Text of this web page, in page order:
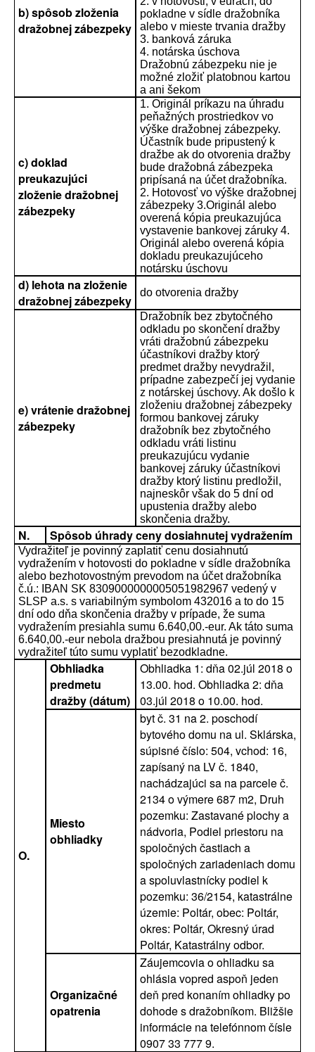
b) spôsob zloženia
dražobnej zábezpeky
pokladne v sídle dražobníka
alebo v mieste trvania dražby
3. banková záruka
4. notárska úschova
Dražobnú zábezpeku nie je
možné zložiť platobnou kartou
a ani šekom
c) doklad
preukazujúci
zloženie dražobnej
zábezpeky
1. Originál príkazu na úhradu
peňažných prostriedkov vo
výške dražobnej zábezpeky.
Účastník bude pripustený k
dražbe ak do otvorenia dražby
bude dražobná zábezpeka
pripísaná na účet dražobníka.
2. Hotovosť vo výške dražobnej
zábezpeky 3.Originál alebo
overená kópia preukazujúca
vystavenie bankovej záruky 4.
Originál alebo overená kópia
dokladu preukazujúceho
notársku úschovu
d) lehota na zloženie
dražobnej zábezpeky
do otvorenia dražby
e) vrátenie dražobnej
zábezpeky
Dražobník bez zbytočného
odkladu po skončení dražby
vráti dražobnú zábezpeku
účastníkovi dražby ktorý
predmet dražby nevydražil,
prípadne zabezpečí jej vydanie
z notárskej úschovy. Ak došlo k
zloženiu dražobnej zábezpeky
formou bankovej záruky
dražobník bez zbytočného
odkladu vráti listinu
preukazujúcu vydanie
bankovej záruky účastníkovi
dražby ktorý listinu predložil,
najneskôr však do 5 dní od
upustenia dražby alebo
skončenia dražby.
N. Spôsob úhrady ceny dosiahnutej vydražením
Vydražiteľ je povinný zaplatiť cenu dosiahnutú
vydražením v hotovosti do pokladne v sídle dražobníka
alebo bezhotovostným prevodom na účet dražobníka
č.ú.: IBAN SK 8309000000005051982967 vedený v
SLSP a.s. s variabilným symbolom 432016 a to do 15
dní odo dňa skončenia dražby v prípade, že suma
vydražením presiahla sumu 6.640,00.-eur. Ak táto suma
6.640,00.-eur nebola dražbou presiahnutá je povinný
vydražiteľ túto sumu vyplatiť bezodkladne.
O.
Obhliadka
predmetu
dražby (dátum)
Obhliadka 1: dňa 02.júl 2018 o
13.00. hod. Obhliadka 2: dňa
03.júl 2018 o 10.00. hod.
Miesto
obhliadky
byt č. 31 na 2. poschodí
bytového domu na ul. Sklárska,
súpisné číslo: 504, vchod: 16,
zapísaný na LV č. 1840,
nachádzajúci sa na parcele č.
2134 o výmere 687 m2, Druh
pozemku: Zastavané plochy a
nádvoria, Podiel priestoru na
spoločných častiach a
spoločných zariadeniach domu
a spoluvlastnícky podiel k
pozemku: 36/2154, katastrálne
územie: Poltár, obec: Poltár,
okres: Poltár, Okresný úrad
Poltár, Katastrálny odbor.
Organizačné
opatrenia
Záujemcovia o ohliadku sa
ohlásia vopred aspoň jeden
deň pred konaním ohliadky po
dohode s dražobníkom. Bližšie
informácie na telefónnom čísle
0907 33 777 9.